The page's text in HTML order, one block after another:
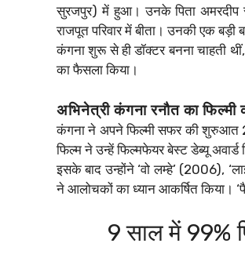
सुरजपुर) में हुआ। उनके पिता अमरदीप
राजपूत परिवार में बीता। उनकी एक
कंगना शुरू से ही डॉक्टर बनना चाहती
का फैसला किया।
अभिनेत्री कंगना रनौत का फिल्मी
कंगना ने अपने फिल्मी सफर की शुरुआत
फिल्म ने उन्हें फिल्मफेयर बेस्ट डेब्यू अवार्ड
इसके बाद उन्होंने ‘वो लम्हे’ (2006),
ने आलोचकों का ध्यान आकर्षित किया।
9 साल में 99%